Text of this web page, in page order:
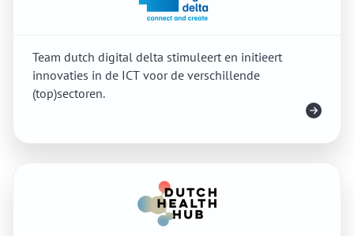
Team dutch digital delta stimuleert en initieert
innovaties in de ICT voor de verschillende
(top)sectoren.